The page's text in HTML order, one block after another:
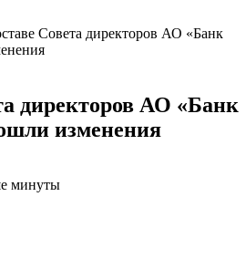
Совета директоров АО «Банк
директоров АО «Банк
изменения
минуты